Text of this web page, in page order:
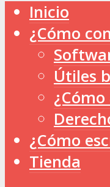
Inicio
¿Cómo
Útiles
¿Cómo
Tienda